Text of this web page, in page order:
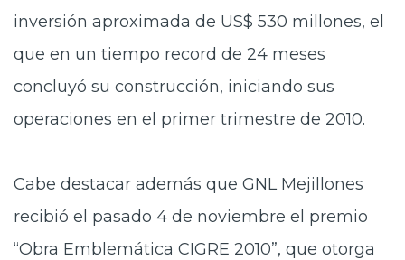
inversión aproximada de US$ 530 millones, el
que en un tiempo record de 24 meses
concluyó su construcción, iniciando sus
operaciones en el primer trimestre de 2010.
Cabe destacar además que GNL Mejillones
recibió el pasado 4 de noviembre el premio
“Obra Emblemática CIGRE 2010”, que otorga